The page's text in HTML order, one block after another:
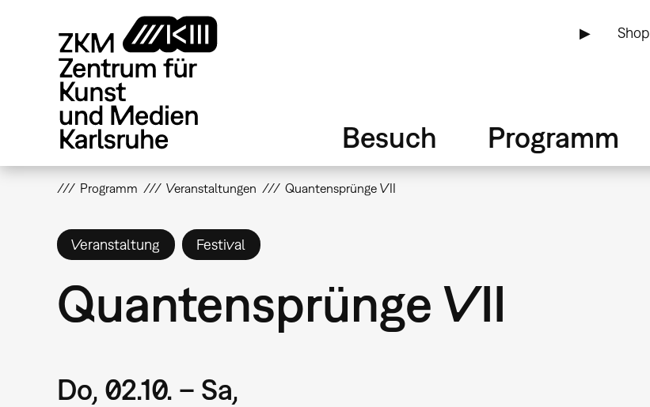
▶ Shop
Besuch Programm
Programm Veranstaltungen Quantensprünge VII
Veranstaltung Festival
Quantensprünge VII
Do, 02.10. – Sa,